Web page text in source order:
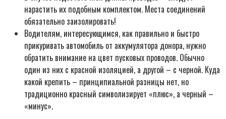
нарастить их подобным комплектом. Места соединений
обязательно заизолировать!
Водителям, интересующимся, как правильно и быстро
прикуривать автомобиль от аккумулятора донора, нужно
обратить внимание на цвет пусковых проводов. Обычно
один из них с красной изоляцией, а другой – с черной. Куда
какой крепить – принципиальной разницы нет, но
традиционно красный символизирует «плюс», а черный –
«минус».